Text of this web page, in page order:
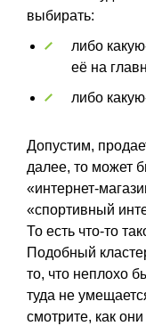
выбирать:
либо
её на
либо
Допустим,
далее, то может
«интернет-
«спортивный
То есть что-то
Подобный
то, что неплохо
туда не
смотрите, как